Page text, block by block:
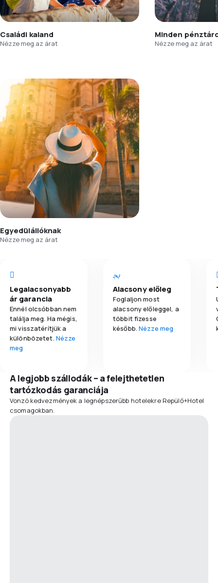
Családi kaland
Nézze meg az árat
Minden
Nézze meg az árat
Egyedülállóknak
Nézze meg az árat
Legalacsonyabb
ár garancia
Ennél olcsóbban nem
találja meg. Ha mégis,
mi visszatérítjük a
különbözetet. Nézze
meg
Alacsony előleg
Foglaljon most
alacsony előleggel, a
többit fizesse
később.Nézze meg
A legjobb szállodák – a felejthetetlen
tartózkodás garanciája
Vonzó kedvezmények a legnépszerűbb hotelekre Repülő+Hotel
csomagokban.